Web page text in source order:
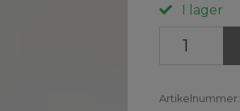
I lager
Artikelnummer: